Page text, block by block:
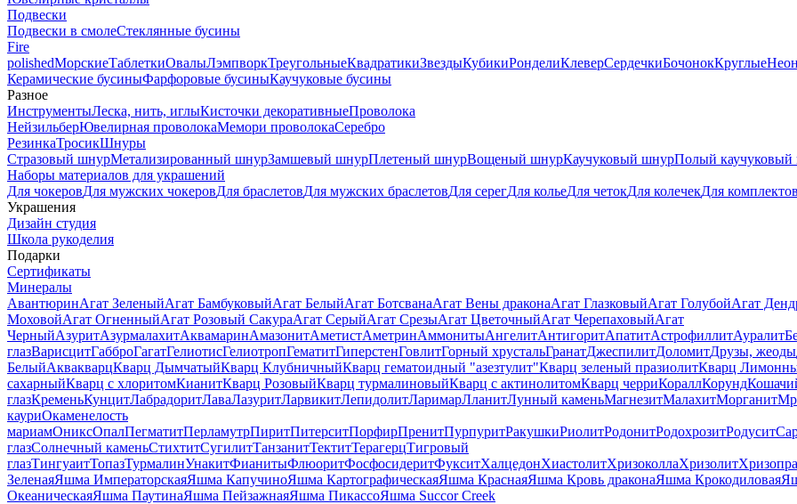
Подвески
Подвески в смолеСтеклянные бусины
Fire
polishedМорскиеТаблеткиОвалыЛэмпворкТреугольныеКвадратикиЗвездыКубикиРонделиКлеверСердечкиБочонокКруглые
Керамические бусиныФарфоровые бусиныКаучуковые бусины
Разное
ИнструментыЛеска, нить, иглыКисточки декоративныеПроволока
НейзильберЮвелирная проволокаМемори проволокаСеребро
РезинкаТросикШнуры
Стразовый шнурМетализированный шнурЗамшевый шнурПлетеный шнурВощеный шнурКаучуковый шнурПолый
Наборы материалов для украшений
Для чокеровДля мужских чокеровДля браслетовДля мужских браслетовДля серегДля кольеДля четокДля колечекДля
Украшения
Дизайн студия
Школа рукоделия
Подарки
Сертификаты
Минералы
АвантюринАгат ЗеленыйАгат БамбуковыйАгат БелыйАгат БотсванаАгат Вены драконаАгат ГлазковыйАгат ГолубойАгат
МоховойАгат ОгненныйАгат Розовый СакураАгат СерыйАгат СрезыАгат ЦветочныйАгат ЧерепаховыйАгат
ЧерныйАзуритАзурмалахитАквамаринАмазонитАметистАметринАммонитыАнгелитАнтигоритАпатитАстрофиллитАуралит
глазВарисцитГабброГагатГелиотисГелиотропГематитГиперстенГовлитГорный хрустальГранатДжеспилитДоломитДрузы, жеоды
БелыйАквакварцКварц ДымчатыйКварц КлубничныйКварц гематоидный "азезтулит"Кварц зеленый празиолитКварц
сахарныйКварц с хлоритомКианитКварц РозовыйКварц турмалиновыйКварц с актинолитомКварц черриКораллКорунд
глазКременьКунцитЛабрадоритЛаваЛазуритЛарвикитЛепидолитЛаримарЛланитЛунный каменьМагнезитМалахитМорганит
кауриОкаменелость
мариамОниксОпалПегматитПерламутрПиритПитерситПорфирПренитПурпуритРакушкиРиолитРодонитРодохрозитРодусит
глазСолнечный каменьСтихтитСугилитТанзанитТектитТерагерцТигровый
глазТингуаитТопазТурмалинУнакитФианитыФлюоритФосфосидеритФукситХалцедонХиастолитХризоколлаХризолит
ЗеленаяЯшма ИмператорскаяЯшма КапучиноЯшма КартографическаяЯшма КраснаяЯшма Кровь драконаЯшма Крокодиловая
ОкеаническаяЯшма ПаутинаЯшма ПейзажнаяЯшма ПикассоЯшма Succor Creek